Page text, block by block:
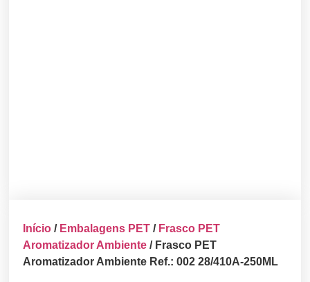
Início / Embalagens PET / Frasco PET
Aromatizador Ambiente / Frasco PET
Aromatizador Ambiente Ref.: 002 28/410A-250ML